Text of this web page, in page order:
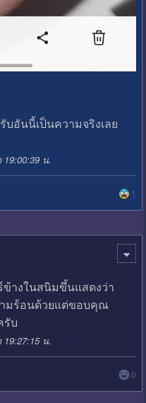
อันนี้เป็นความจริงเลย
น.
1
างในสนิมขึ้นแสดงว่า
ามร้อนด้วยแต่ขอบคุณ
รับ
น.
0